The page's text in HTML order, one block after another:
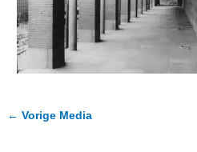
← Vorige Media